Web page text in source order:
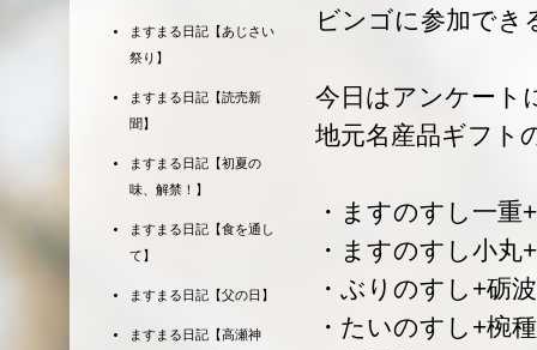
ビンゴに参加でき
今日はアンケート
地元名産品ギフト
・ますのすし一
・ますのすし小
・ぶりのすし+砺
・たいのすし+椀
ますまる日記【あじさい
祭り】
ますまる日記【読売新
聞】
ますまる日記【初夏の
味、解禁！】
ますまる日記【食を通し
て】
ますまる日記【父の日】
ますまる日記【高瀬神